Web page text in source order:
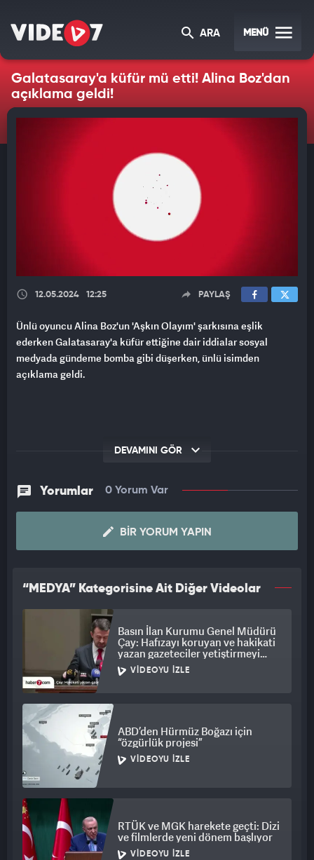
ARA MENÜ
Galatasaray'a küfür mü etti! Alina Boz'dan
açıklama geldi!
12.05.2024 12:25 PAYLAŞ
Ünlü oyuncu Alina Boz'un 'Aşkın Olayım' şarkısına eşlik
ederken Galatasaray'a küfür ettiğine dair iddialar sosyal
medyada gündeme bomba gibi düşerken, ünlü isimden
açıklama geldi.
DEVAMINI GÖR
Yorumlar 0 Yorum Var
BIR YORUM YAPIN
“MEDYA” Kategorisine Ait Diğer Videolar
Basın İlan Kurumu Genel Müdürü
Çay: Hafızayı koruyan ve hakikati
yazan gazeteciler yetiştirmeyi
hedefliyoruz
VIDEOYU İZLE
ABD’den Hürmüz Boğazı için
“özgürlük projesi”
VIDEOYU İZLE
RTÜK ve MGK harekete geçti: Dizi
ve filmlerde yeni dönem başlıyor
VIDEOYU İZLE